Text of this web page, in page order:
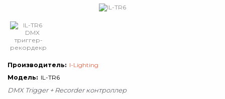
Производитель: I-Lighting
Модель: IL-TR6
DMX Trigger + Recorder контроллер